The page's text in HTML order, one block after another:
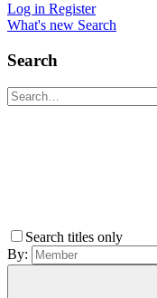
Log in Register
What's new Search
Search
Search titles only
By: